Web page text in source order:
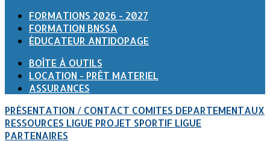
FORMATIONS 2026 - 2027
FORMATION BNSSA
ÉDUCATEUR ANTIDOPAGE
BOÎTE À OUTILS
LOCATION - PRÊT MATERIEL
ASSURANCES
PRÉSENTATION / CONTACT COMITES DEPARTEMENTAUX
RESSOURCES LIGUE PROJET SPORTIF LIGUE
PARTENAIRES